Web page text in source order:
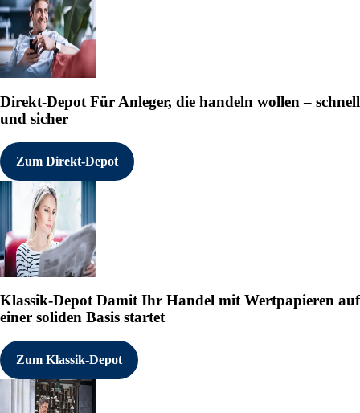
Direkt-Depot Für Anleger, die handeln wollen – schnell
und sicher
Zum Direkt-Depot
Klassik-DepotDamit Ihr Handel mit Wertpapieren auf
einer soliden Basis startet
Zum Klassik-Depot